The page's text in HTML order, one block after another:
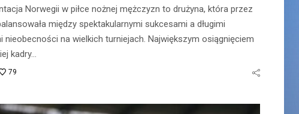
Norwegii w piłce nożnej mężczyzn to drużyna, która przez
między spektakularnymi sukcesami a długimi
nieobecności na wielkich turniejach. Największym osiągnięciem
kadry…
79
na
– jak je
2026
Obserwacja po
zmroku: jak
lornetkę w teren?